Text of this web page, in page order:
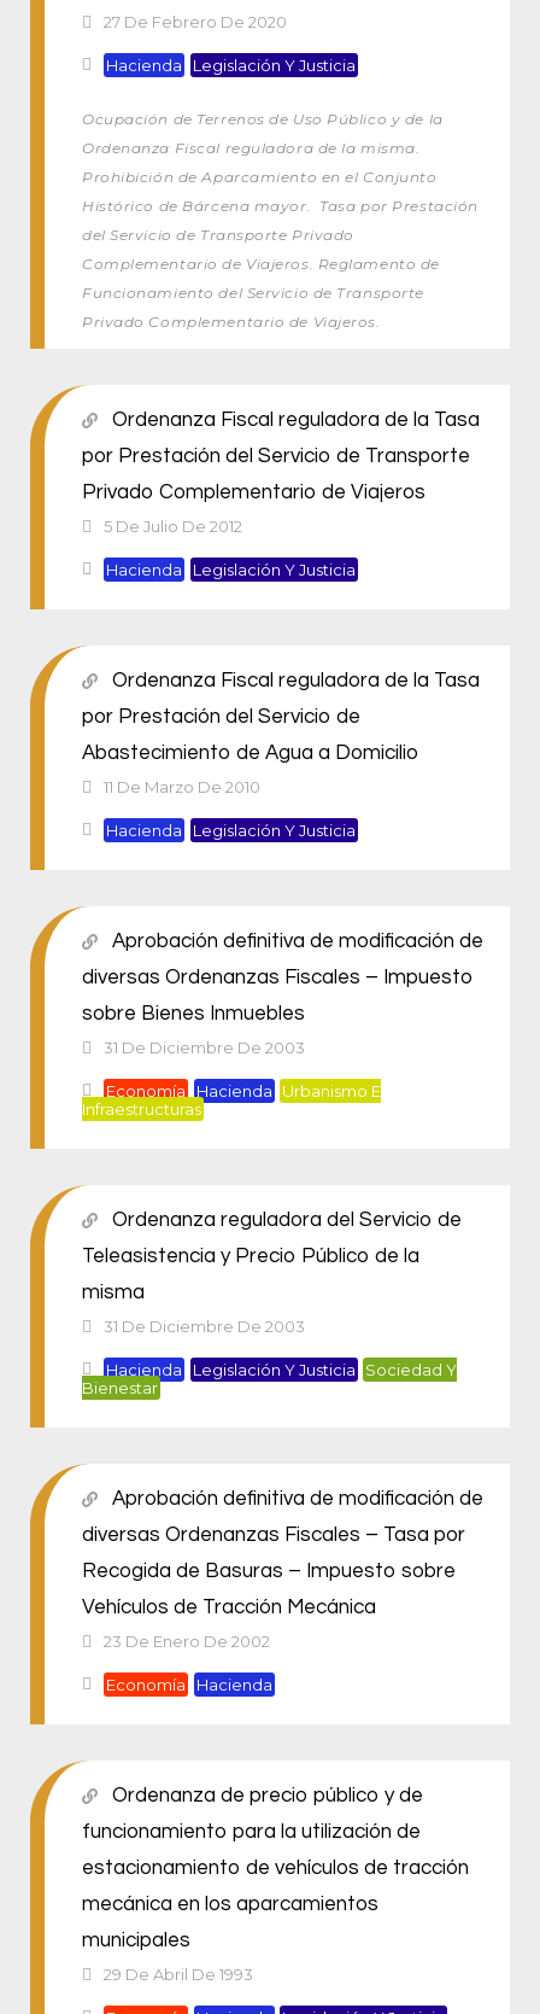
27 De Febrero De 2020
Hacienda Legislación Y Justicia
Ocupación de Terrenos de Uso Público y de la
Ordenanza Fiscal reguladora de la misma.
Prohibición de Aparcamiento en el Conjunto
Histórico de Bárcena mayor. Tasa por Prestación
del Servicio de Transporte Privado
Complementario de Viajeros. Reglamento de
Funcionamiento del Servicio de Transporte
Privado Complementario de Viajeros.
Ordenanza Fiscal reguladora de la Tasa
por Prestación del Servicio de Transporte
Privado Complementario de Viajeros
5 De Julio De 2012
Hacienda Legislación Y Justicia
Ordenanza Fiscal reguladora de la Tasa
por Prestación del Servicio de
Abastecimiento de Agua a Domicilio
11 De Marzo De 2010
Hacienda Legislación Y Justicia
Aprobación definitiva de modificación de
diversas Ordenanzas Fiscales – Impuesto
sobre Bienes Inmuebles
31 De Diciembre De 2003
Economía Hacienda
Urbanismo E
Infraestructuras
Ordenanza reguladora del Servicio de
Teleasistencia y Precio Público de la
misma
31 De Diciembre De 2003
Hacienda Legislación Y Justicia
Sociedad Y
Bienestar
Aprobación definitiva de modificación de
diversas Ordenanzas Fiscales – Tasa por
Recogida de Basuras – Impuesto sobre
Vehículos de Tracción Mecánica
23 De Enero De 2002
Economía Hacienda
Ordenanza de precio público y de
funcionamiento para la utilización de
estacionamiento de vehículos de tracción
mecánica en los aparcamientos
municipales
29 De Abril De 1993